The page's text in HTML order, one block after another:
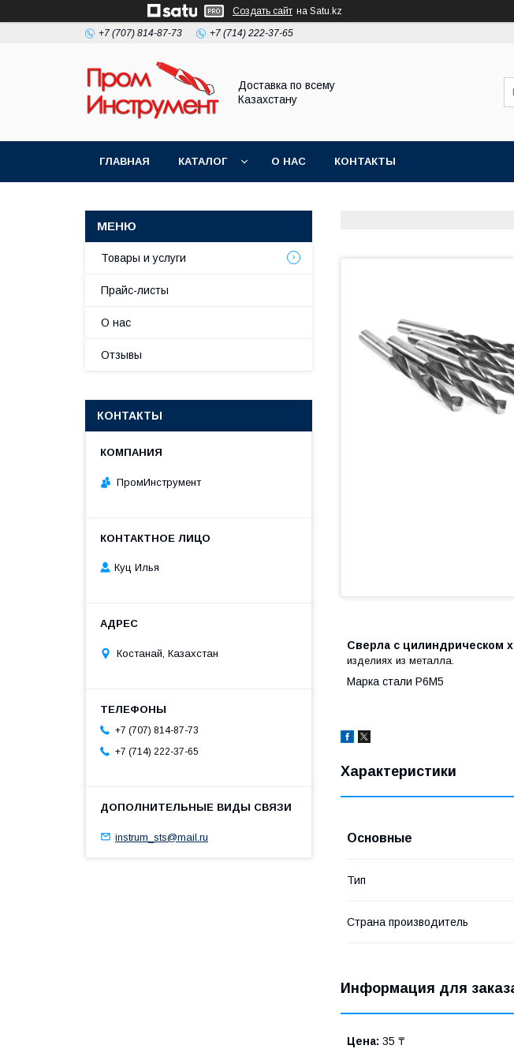
Создать сайт на Satu.kz
+7 (707) 814-87-73 +7 (714) 222-37-65
Доставка по всему
Казахстану
ГЛАВНАЯ КАТАЛОГ О НАС КОНТАКТЫ
Сверла с цилиндрическом
изделиях из металла.
Марка стали Р6М5
Характеристики
Основные
Тип
Страна производитель
Информация для
Цена: 35 ₸
Товары и услуги
Прайс-листы
О нас
Отзывы
КОНТАКТЫ
ПромИнструмент
Куц Илья
Костанай, Казахстан
+7 (707) 814-87-73
+7 (714) 222-37-65
instrum_sts@mail.ru